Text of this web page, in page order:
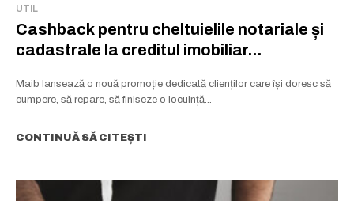
UTIL
Cashback pentru cheltuielile notariale și
cadastrale la creditul imobiliar...
Maib lansează o nouă promoție dedicată clienților care își doresc să
cumpere, să repare, să finiseze o locuință...
CONTINUĂ SĂ CITEȘTI